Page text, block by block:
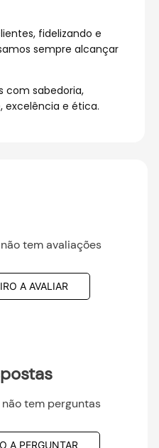
fidelizando e
sempre alcançar
com sabedoria,
excelência e ética.
tem avaliações
A AVALIAR
tem perguntas
A PERGUNTAR